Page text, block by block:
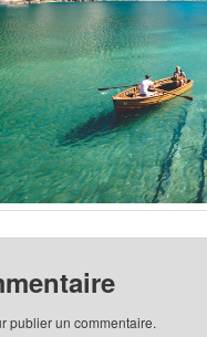
publier un commentaire.